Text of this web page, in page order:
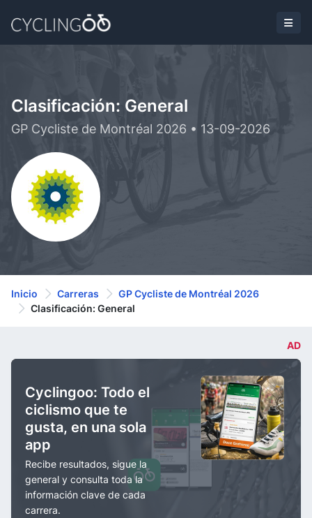
Clasificación: General
GP Cycliste de Montréal 2026 • 13-09-2026
Inicio Carreras
GP Cycliste de Montréal 2026
Clasificación: General
AD
Cyclingoo: Todo el
ciclismo que te
gusta, en una sola
app
Recibe resultados, sigue la
general y consulta toda la
información clave de cada
carrera.